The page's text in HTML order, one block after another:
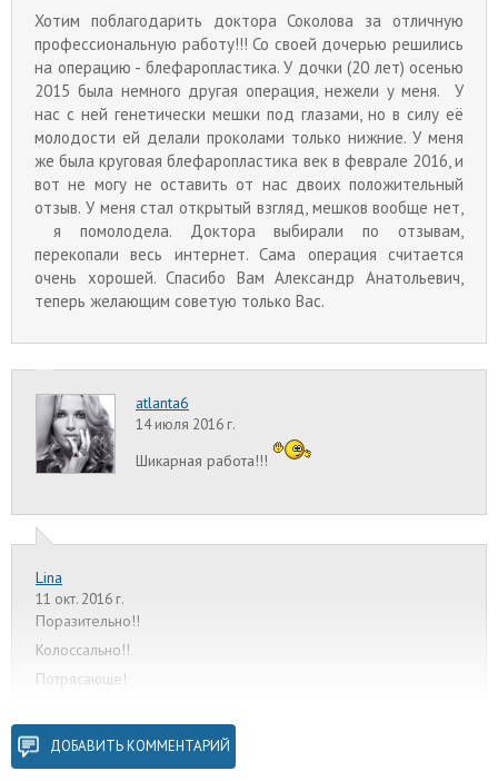
Хотим поблагодарить доктора Соколова за отличную
профессиональную работу!!! Со своей дочерью решились
на операцию - блефаропластика. У дочки (20 лет) осенью
2015 была немного другая операция, нежели у меня. У
нас с ней генетически мешки под глазами, но в силу её
молодости ей делали проколами только нижние. У меня
же была круговая блефаропластика век в феврале 2016, и
вот не могу не оставить от нас двоих положительный
отзыв. У меня стал открытый взгляд, мешков вообще нет,
я помолодела. Доктора выбирали по отзывам,
перекопали весь интернет. Сама операция считается
очень хорошей. Спасибо Вам Александр Анатольевич,
теперь желающим советую только Вас.
atlanta6
14 июля 2016 г.
Шикарная работа!!!
Lina
11 окт. 2016 г.
Поразительно!!
Колоссально!!
Потрясающе!
Bunyaka
ДОБАВИТЬ КОММЕНТАРИЙ